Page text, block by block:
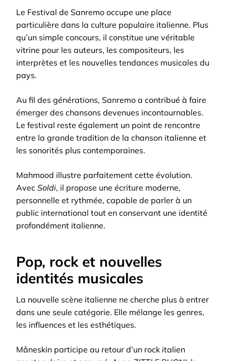
Le Festival de Sanremo occupe une place
particulière dans la culture populaire italienne. Plus
qu’un simple concours, il constitue une véritable
vitrine pour les auteurs, les compositeurs, les
interprètes et les nouvelles tendances musicales du
pays.
Au fil des générations, Sanremo a contribué à faire
émerger des chansons devenues incontournables.
Le festival reste également un point de rencontre
entre la grande tradition de la chanson italienne et
les sonorités plus contemporaines.
Mahmood illustre parfaitement cette évolution.
Avec Soldi, il propose une écriture moderne,
personnelle et rythmée, capable de parler à un
public international tout en conservant une identité
profondément italienne.
Pop, rock et nouvelles
identités musicales
La nouvelle scène italienne ne cherche plus à entrer
dans une seule catégorie. Elle mélange les genres,
les influences et les esthétiques.
Måneskin participe au retour d’un rock italien